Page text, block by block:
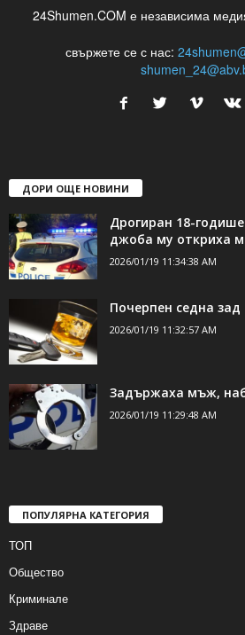
24Shumen.COM е независима
свържете се с нас:
ДОРИ ОЩЕ НОВИНИ
Дрогиран 18-
джоба му откриха
2026/01/19 11:34:38 AM
Почерпен седна зад
2026/01/19 11:32:57 AM
Задържаха мъж,
2026/01/19 11:29:48 AM
ПОПУЛЯРНА КАТЕГОРИЯ
ТОП
Общество
Криминале
Здраве